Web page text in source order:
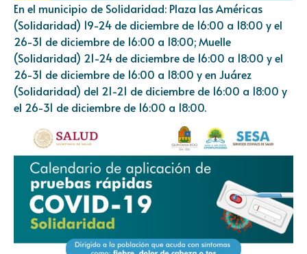
En el municipio de Solidaridad: Plaza las Américas
(Solidaridad) 19-24 de diciembre de 16:00 a 18:00 y el
26-31 de diciembre de 16:00 a 18:00; Muelle
(Solidaridad) 21-24 de diciembre de 16:00 a 18:00 y el
26-31 de diciembre de 16:00 a 18:00 y en Juárez
(Solidaridad) del 21-21 de diciembre de 16:00 a 18:00 y
el 26-31 de diciembre de 16:00 a 18:00.